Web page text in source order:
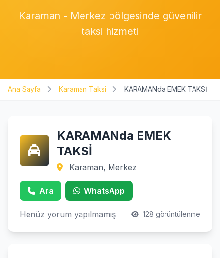
Karaman - Merkez bölgesinde güvenilir
taksi hizmeti
Ana Sayfa Karaman Taksi KARAMANda EMEK TAKSİ
KARAMANda EMEK
TAKSİ
Karaman, Merkez
Ara WhatsApp
Henüz yorum yapılmamış 128 görüntülenme